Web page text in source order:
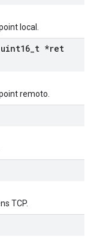
local.
uint16 t *ret
remoto.
TCP.